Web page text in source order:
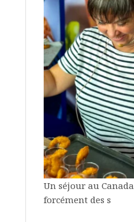
Un séjour au Canada
forcément des s